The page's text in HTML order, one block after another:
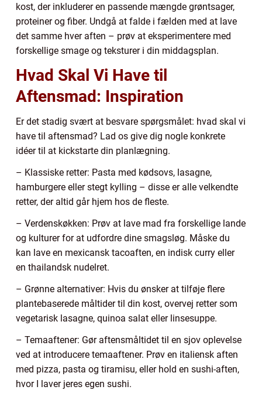
kost, der inkluderer en passende mængde grøntsager,
proteiner og fiber. Undgå at falde i fælden med at lave
det samme hver aften – prøv at eksperimentere med
forskellige smage og teksturer i din middagsplan.
Hvad Skal Vi Have til
Aftensmad: Inspiration
Er det stadig svært at besvare spørgsmålet: hvad skal vi
have til aftensmad? Lad os give dig nogle konkrete
idéer til at kickstarte din planlægning.
– Klassiske retter: Pasta med kødsovs, lasagne,
hamburgere eller stegt kylling – disse er alle velkendte
retter, der altid går hjem hos de fleste.
– Verdenskøkken: Prøv at lave mad fra forskellige lande
og kulturer for at udfordre dine smagsløg. Måske du
kan lave en mexicansk tacoaften, en indisk curry eller
en thailandsk nudelret.
– Grønne alternativer: Hvis du ønsker at tilføje flere
plantebaserede måltider til din kost, overvej retter som
vegetarisk lasagne, quinoa salat eller linsesuppe.
– Temaaftener: Gør aftensmåltidet til en sjov oplevelse
ved at introducere temaaftener. Prøv en italiensk aften
med pizza, pasta og tiramisu, eller hold en sushi-aften,
hvor I laver jeres egen sushi.